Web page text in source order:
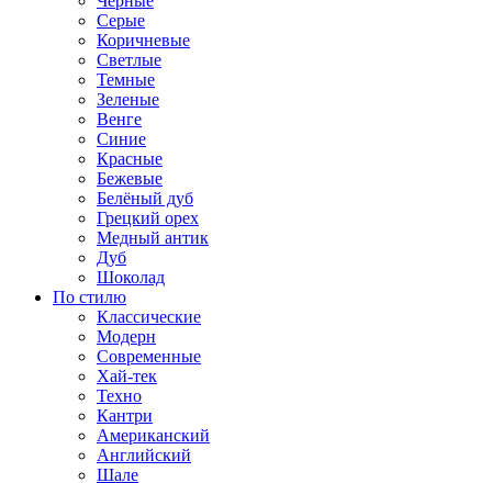
Серые
Коричневые
Светлые
Темные
Зеленые
Венге
Синие
Красные
Бежевые
Белёный дуб
Грецкий орех
Медный антик
Дуб
Шоколад
По стилю
Классические
Модерн
Современные
Хай-тек
Техно
Кантри
Американский
Английский
Шале